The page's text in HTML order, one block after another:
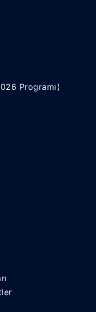
Programı)